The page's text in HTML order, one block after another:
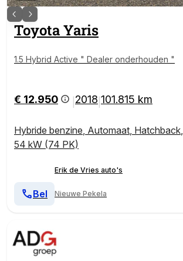
ToyotaYaris
1.5 Hybrid Active " Dealer onderhouden "
€ 12.950 2018 101.815 km
Hybride benzine, Automaat, Hatchback,
54 kW (74 PK)
Erik de Vries auto's
Nieuwe Pekela
Bel